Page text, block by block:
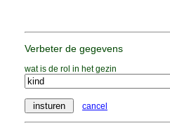
Verbeter de gegevens
wat is de rol in het gezin
cancel